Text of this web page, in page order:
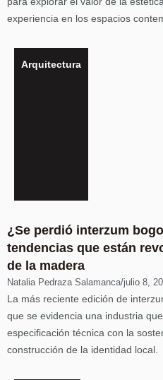
experiencia en los espacios
Arquitectura
¿Se perdió interzum
tendencias que están
de la madera
Natalia Pedraza Salamanca/julio 8,
La más reciente edición de
que se evidencia una industria
especificación técnica con la
construcción de la identidad local.